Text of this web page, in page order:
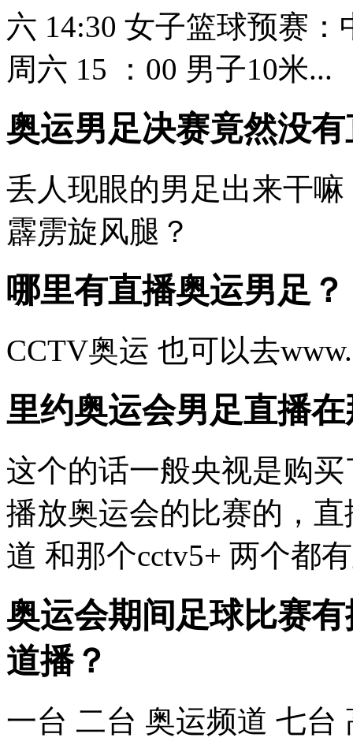
六 14:30 女子篮球预赛
周六 15 ：00 男子10米...
奥运男足决赛竟然没
丢人现眼的男足出来干
霹雳旋风腿？
哪里有直播奥运男足？
CCTV奥运 也可以去
里约奥运会男足直播
这个的话一般央视是购
播放奥运会的比赛的，
道 和那个cctv5+ 两个都
奥运会期间足球比赛
道播？
一台 二台 奥运频道 七台